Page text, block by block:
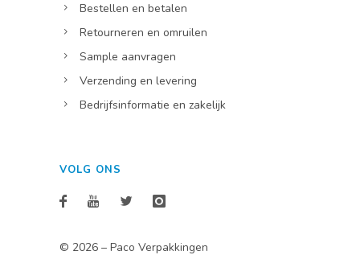
Bestellen en betalen
Retourneren en omruilen
Sample aanvragen
Verzending en levering
Bedrijfsinformatie en zakelijk
VOLG ONS
© 2026 – Paco Verpakkingen